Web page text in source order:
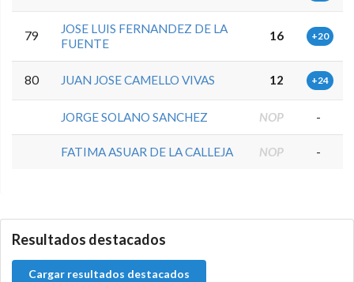
79
JOSE LUIS FERNANDEZ DE LA
FUENTE
16 +20
80 JUAN JOSE CAMELLO VIVAS 12 +24
JORGE SOLANO SANCHEZ NOP -
FATIMA ASUAR DE LA CALLEJA NOP -
Resultados destacados
Cargar resultados destacados